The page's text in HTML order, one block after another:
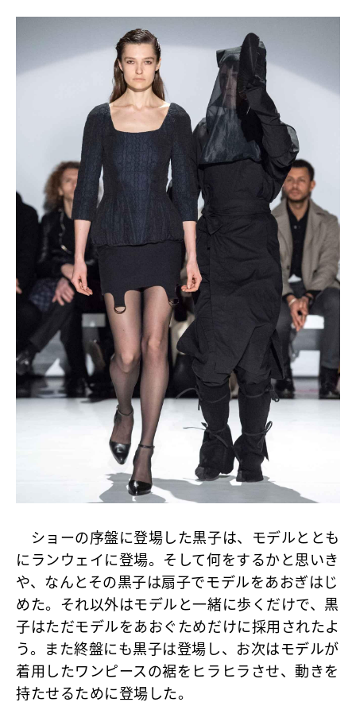
ショーの序盤に登場した黒子は、モデルととも
にランウェイに登場。そして何をするかと思いき
や、なんとその黒子は扇子でモデルをあおぎはじ
めた。それ以外はモデルと一緒に歩くだけで、黒
子はただモデルをあおぐためだけに採用されたよ
う。また終盤にも黒子は登場し、お次はモデルが
着用したワンピースの裾をヒラヒラさせ、動きを
持たせるために登場した。